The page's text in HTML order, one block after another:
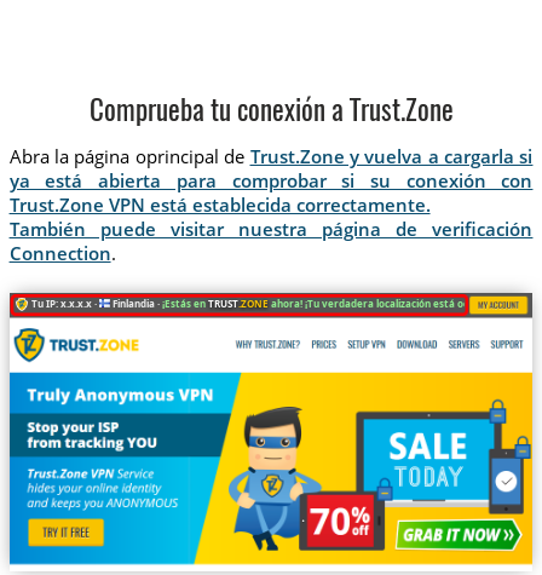
Comprueba tu conexión a Trust.Zone
Abra la página oprincipal de Trust.Zone y vuelva a cargarla si
ya está abierta para comprobar si su conexión con
Trust.Zone VPN está establecida correctamente.
También puede visitar nuestra página de verificación
Connection.
Tu IP: x.x.x.x · Finlandia ·¡Estás enTRUST.ZONE ahora! ¡Tu verdadera localización está oculta!